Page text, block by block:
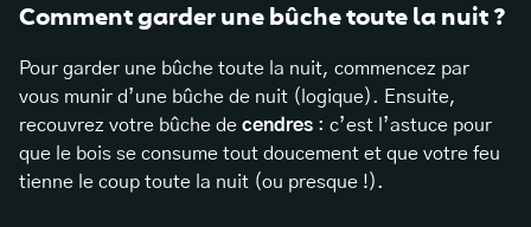
Comment garder une bûche toute la nuit ?
Pour garder une bûche toute la nuit, commencez par
vous munir d’une bûche de nuit (logique). Ensuite,
recouvrez votre bûche de cendres : c’est l’astuce pour
que le bois se consume tout doucement et que votre feu
tienne le coup toute la nuit (ou presque !).